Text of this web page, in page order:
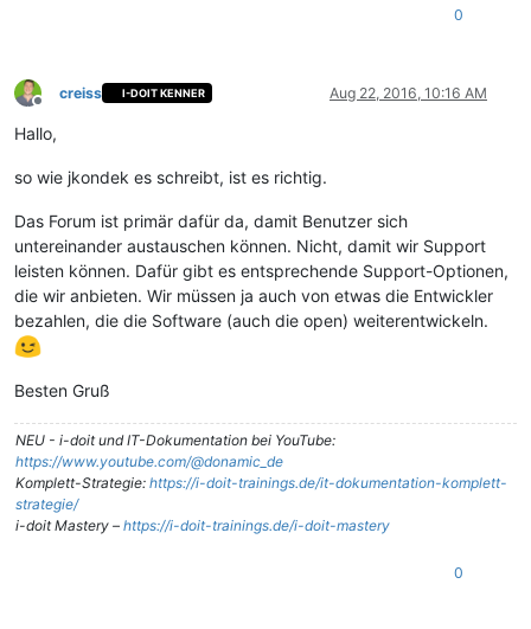
0
Offline
creiss I-DOIT KENNER Aug 22, 2016, 10:16 AM
Hallo,
so wie jkondek es schreibt, ist es richtig.
Das Forum ist primär dafür da, damit Benutzer sich
untereinander austauschen können. Nicht, damit wir Support
leisten können. Dafür gibt es entsprechende Support-Optionen,
die wir anbieten. Wir müssen ja auch von etwas die Entwickler
bezahlen, die die Software (auch die open) weiterentwickeln.
Besten Gruß
NEU - i-doit und IT-Dokumentation bei YouTube:
https://www.youtube.com/@donamic_de
Komplett-Strategie: https://i-doit-trainings.de/it-dokumentation-komplett-
strategie/
i-doit Mastery – https://i-doit-trainings.de/i-doit-mastery
0